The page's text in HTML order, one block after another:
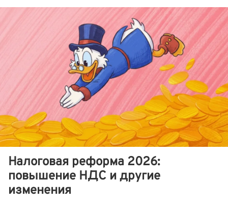
Налоговая реформа 2026:
повышение НДС и другие
изменения